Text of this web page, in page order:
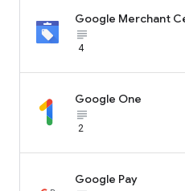
Google Merchant
subject_black
4
Google One
subject_black
2
Google Pay